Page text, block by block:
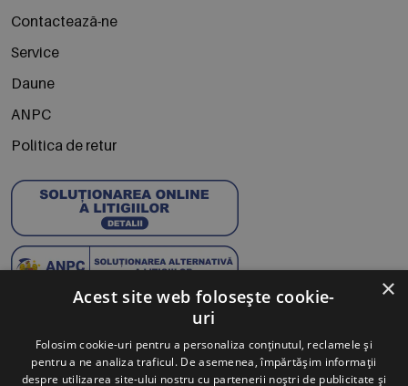
Contactează-ne
Service
Daune
ANPC
Politica de retur
Abonează-te la Newsletter
Te anunțăm când avem oferte noi și promoții la mărcile
×
Acest site web folosește cookie-
uri
Folosim cookie-uri pentru a personaliza conținutul, reclamele și
pentru a ne analiza traficul. De asemenea, împărtășim informații
despre utilizarea site-ului nostru cu partenerii noștri de publicitate și